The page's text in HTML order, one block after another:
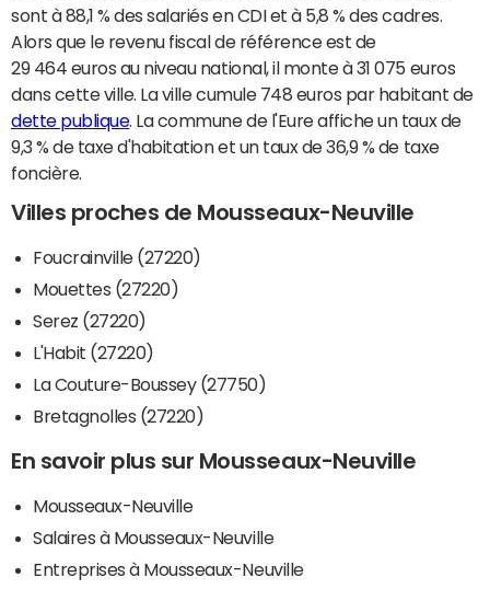
sont à 88,1 % des salariés en CDI et à 5,8 % des cadres.
Alors que le revenu fiscal de référence est de
29 464 euros au niveau national, il monte à 31 075 euros
dans cette ville. La ville cumule 748 euros par habitant de
dette publique. La commune de l'Eure affiche un taux de
9,3 % de taxe d'habitation et un taux de 36,9 % de taxe
foncière.
Villes proches de Mousseaux-Neuville
Foucrainville (27220)
Mouettes (27220)
Serez (27220)
L'Habit (27220)
La Couture-Boussey (27750)
Bretagnolles (27220)
En savoir plus sur Mousseaux-Neuville
Mousseaux-Neuville
Salaires à Mousseaux-Neuville
Entreprises à Mousseaux-Neuville